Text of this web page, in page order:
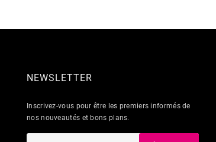
NEWSLETTER
Inscrivez-vous pour être les premiers informés de
nos nouveautés et bons plans.